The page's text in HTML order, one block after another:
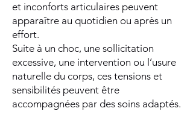
et inconforts articulaires peuvent
apparaître au quotidien ou après un
effort.
Suite à un choc, une sollicitation
excessive, une intervention ou l’usure
naturelle du corps, ces tensions et
sensibilités peuvent être
accompagnées par des soins adaptés.